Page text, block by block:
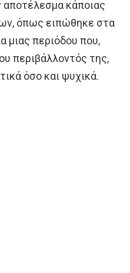
κάποιας
όπως ειπώθηκε στα
μιας περιόδου που,
περιβάλλοντός της,
όσο και ψυχικά.